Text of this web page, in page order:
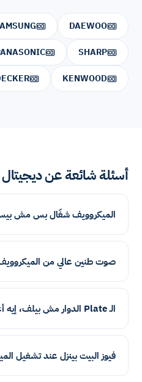
DAEWOO
SHARP
KENWOOD
أسئلة شائعة عن ديجيتال
الميكروويف شغّال بس مش
صوت طنين عالي من
الـ Plate الدوار مش بيلف، إيه أعمل؟
فيوز البيت بينزل عند تشغيل